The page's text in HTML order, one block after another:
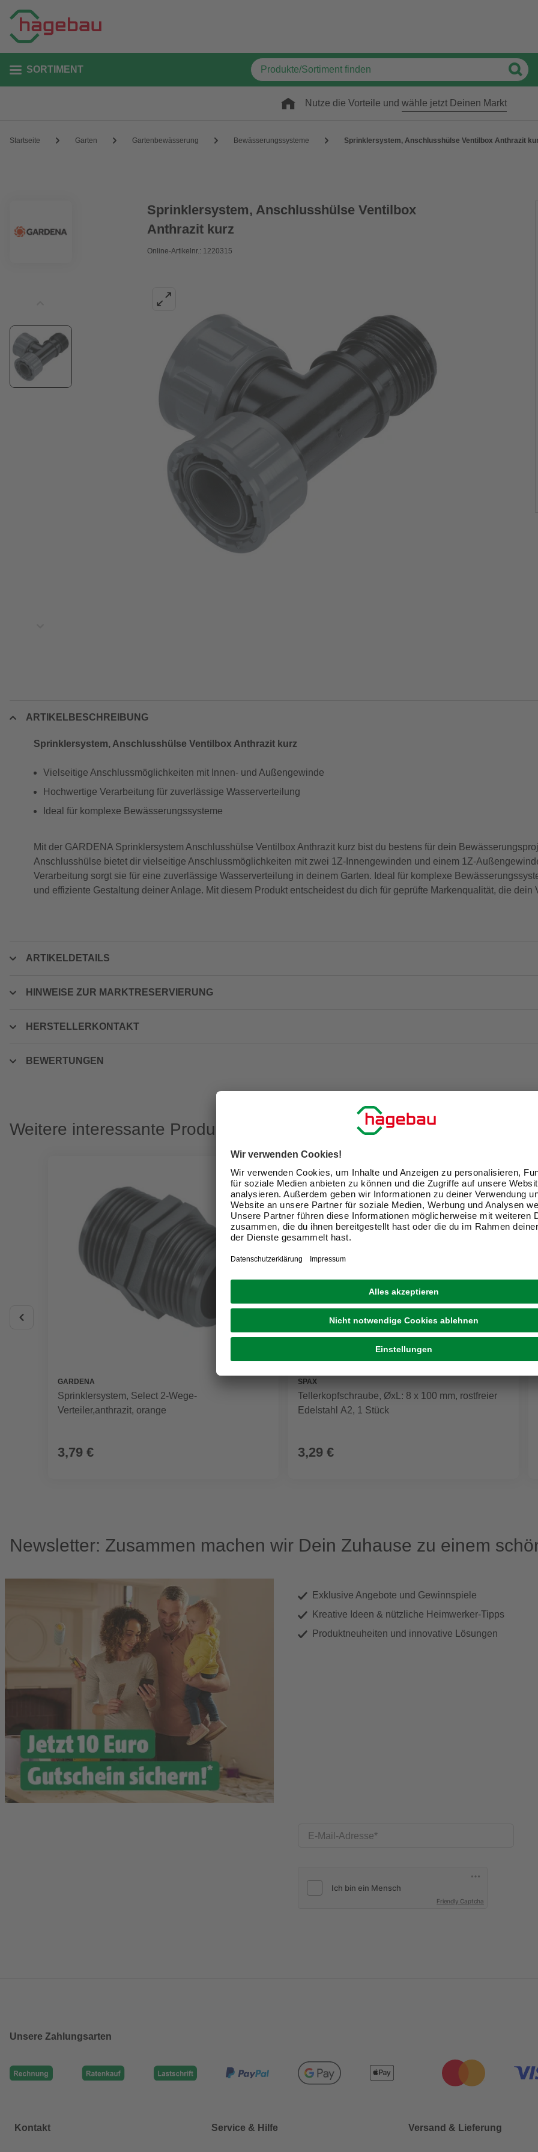
SORTIMENT
Nutze die Vorteile und wähle jetzt Deinen Markt
Startseite Garten Gartenbewässerung Bewässerungssysteme Sprinklersystem, Anschlusshülse Ventilbox Anthrazit
Sprinklersystem, Anschlusshülse Ventilbox
Anthrazit kurz
Online-Artikelnr.: 1220315
ARTIKELBESCHREIBUNG
Sprinklersystem, Anschlusshülse Ventilbox Anthrazit kurz
Vielseitige Anschlussmöglichkeiten mit Innen- und Außengewinde
Hochwertige Verarbeitung für zuverlässige Wasserverteilung
Ideal für komplexe Bewässerungssysteme
Mit der GARDENA Sprinklersystem Anschlusshülse Ventilbox Anthrazit kurz bist du bestens für dein
Anschlusshülse bietet dir vielseitige Anschlussmöglichkeiten mit zwei 1Z-Innengewinden und einem 1Z-
Verarbeitung sorgt sie für eine zuverlässige Wasserverteilung in deinem Garten. Ideal für komplexe
und effiziente Gestaltung deiner Anlage. Mit diesem Produkt entscheidest du dich für geprüfte Markenqualität, die dein
ARTIKELDETAILS
HINWEISE ZUR MARKTRESERVIERUNG
HERSTELLERKONTAKT
BEWERTUNGEN
Weitere interessante Produkte
GARDENA
Sprinklersystem, Select 2-Wege-
Verteiler,anthrazit, orange
3,79 €
SPAX
Tellerkopfschraube, ØxL: 8 x 100 mm, rostfreier
Edelstahl A2, 1 Stück
3,29 €
Newsletter: Zusammen machen wir Dein Zuhause zu einem
Exklusive Angebote und Gewinnspiele
Kreative Ideen & nützliche Heimwerker-Tipps
Produktneuheiten und innovative Lösungen
E-Mail-Adresse
Friendly Captcha
Unsere Zahlungsarten
Kontakt Service & Hilfe Versand & Lieferung